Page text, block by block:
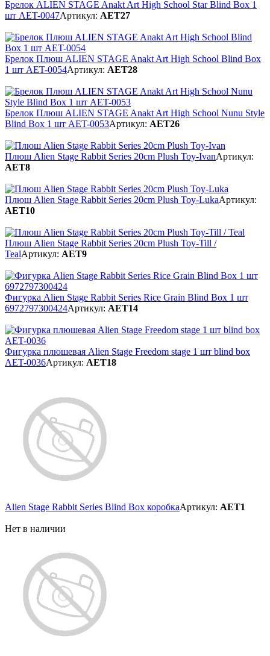
Брелок ALIEN STAGE Anakt Art High School Star Blind Box 1
шт AET-0047Артикул: AET27
Брелок Плюш ALIEN STAGE Anakt Art High School Blind Box
1 шт AET-0054Артикул: AET28
Брелок Плюш ALIEN STAGE Anakt Art High School Nunu Style
Blind Box 1 шт AET-0053Артикул: AET26
Плюш Alien Stage Rabbit Series 20cm Plush Toy-IvanАртикул:
AET8
Плюш Alien Stage Rabbit Series 20cm Plush Toy-LukaАртикул:
AET10
Плюш Alien Stage Rabbit Series 20cm Plush Toy-Till /
TealАртикул: AET9
Фигурка Alien Stage Rabbit Series Rice Grain Blind Box 1 шт
6972797300424Артикул: AET14
Фигурка плюшевая Alien Stage Freedom stage 1 шт blind box
AET-0036Артикул: AET18
Alien Stage Rabbit Series Blind Box коробкаАртикул: AET1
Нет в наличии